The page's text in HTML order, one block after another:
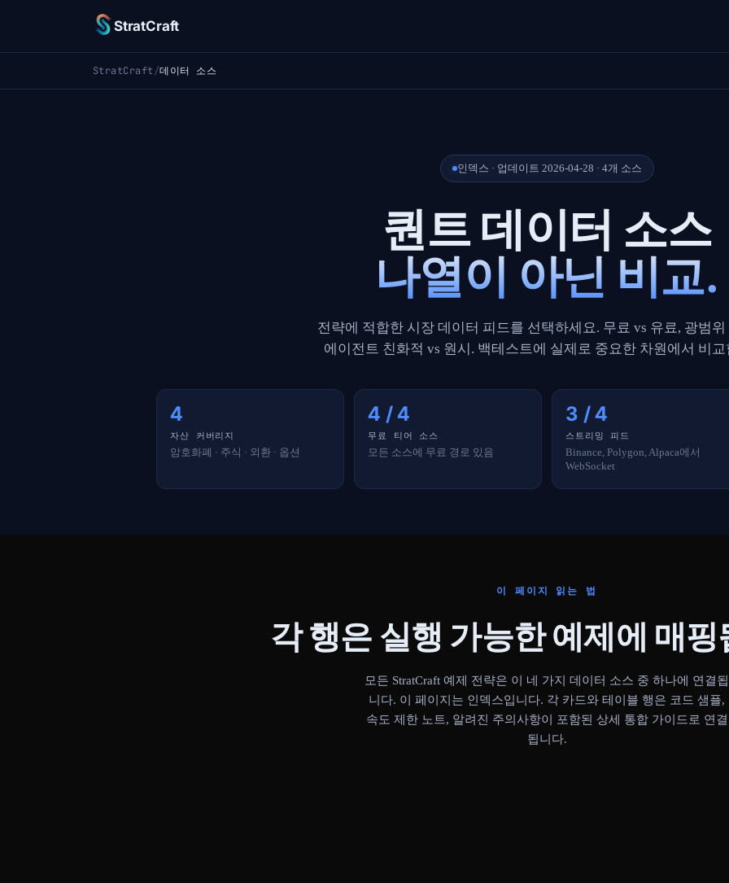
StratCraft
StratCraft/데이터 소스
인덱스 · 업데이트 2026-04-28 · 4개 소스
퀀트 데이터 소스
나열이 아닌 비교.
전략에 적합한 시장 데이터 피드를 선택하세요. 무료 vs 유료, 광범위
에이전트 친화적 vs 원시. 백테스트에 실제로 중요한 차원에서 비교
4
자산 커버리지
암호화폐 · 주식 · 외환 · 옵션
4 / 4
무료 티어 소스
모든 소스에 무료 경로 있음
3 / 4
스트리밍 피드
Binance, Polygon, Alpaca에서
WebSocket
이 페이지 읽는 법
각 행은 실행 가능한 예제에 매
모든 StratCraft 예제 전략은 이 네 가지 데이터 소스 중 하나에 연결됩
니다. 이 페이지는 인덱스입니다. 각 카드와 테이블 행은 코드 샘플,
속도 제한 노트, 알려진 주의사항이 포함된 상세 통합 가이드로 연결
됩니다.